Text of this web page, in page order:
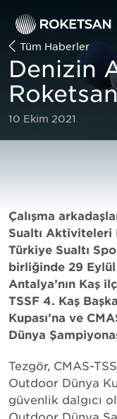
Tüm Haberler
Denizin
10 Ekim 2021
Çalışma
Sualtı Aktiviteleri
Türkiye Sualtı
birliğinde 29
Antalya’nın Kaş
TSSF 4. Kaş
Kupası’na ve
Dünya
Tezgör, CMAS-
Outdoor Dünya
güvenlik dalgıcı